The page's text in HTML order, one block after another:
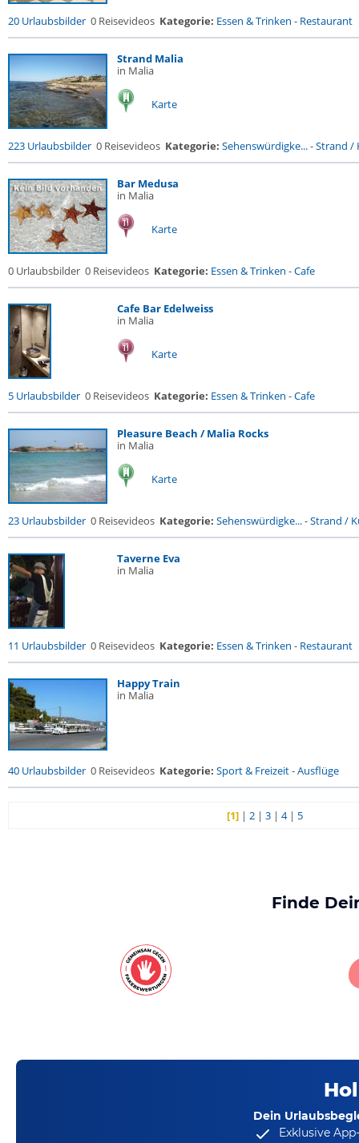
20 Urlaubsbilder 0 Reisevideos Kategorie: Essen & Trinken - Restaurant
Strand Malia
in Malia
Karte
223 Urlaubsbilder 0 Reisevideos Kategorie: Sehenswürdigke...-Strand /
Bar Medusa
in Malia
Karte
0 Urlaubsbilder 0 Reisevideos Kategorie: Essen & Trinken -Cafe
Cafe Bar Edelweiss
in Malia
Karte
5 Urlaubsbilder 0 Reisevideos Kategorie: Essen & Trinken -Cafe
Pleasure Beach / Malia Rocks
in Malia
Karte
23 Urlaubsbilder 0 Reisevideos Kategorie: Sehenswürdigke...-Strand /
Taverne Eva
in Malia
11 Urlaubsbilder 0 Reisevideos Kategorie: Essen & Trinken - Restaurant
Happy Train
in Malia
40 Urlaubsbilder 0 Reisevideos Kategorie: Sport & Freizeit-Ausflüge
[1] |2 |3 |4| 5
Finde
Dein
Exklusive